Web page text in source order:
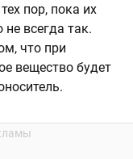
пор, пока их
всегда так.
что при
вещество будет